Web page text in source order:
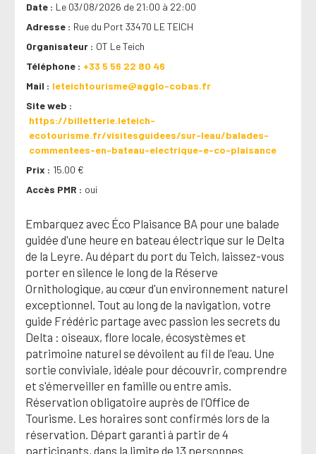
Date
Le 03/08/2026 de 21:00 à 22:00
Adresse
Rue du Port 33470 LE TEICH
Organisateur
OT Le Teich
Téléphone
+33 5 56 22 80 46
Mail
leteichtourisme@agglo-cobas.fr
Site web
https://billetterie.leteich-
ecotourisme.fr/visitesguidees/sur-leau/balades-
commentees-en-bateau-electrique-e-co-plaisance
Prix
15.00 €
Accès PMR
oui
Embarquez avec Éco Plaisance BA pour une balade
guidée d'une heure en bateau électrique sur le Delta
de la Leyre. Au départ du port du Teich, laissez-vous
porter en silence le long de la Réserve
Ornithologique, au cœur d'un environnement naturel
exceptionnel. Tout au long de la navigation, votre
guide Frédéric partage avec passion les secrets du
Delta : oiseaux, flore locale, écosystèmes et
patrimoine naturel se dévoilent au fil de l'eau. Une
sortie conviviale, idéale pour découvrir, comprendre
et s'émerveiller en famille ou entre amis.
Réservation obligatoire auprès de l'Office de
Tourisme. Les horaires sont confirmés lors de la
réservation. Départ garanti à partir de 4
participants, dans la limite de 13 personnes.